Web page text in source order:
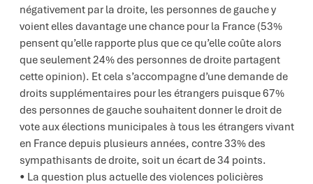
négativement par la droite, les personnes de gauche y
voient elles davantage une chance pour la France (53%
pensent qu’elle rapporte plus que ce qu’elle coûte alors
que seulement 24% des personnes de droite partagent
cette opinion). Et cela s’accompagne d’une demande de
droits supplémentaires pour les étrangers puisque 67%
des personnes de gauche souhaitent donner le droit de
vote aux élections municipales à tous les étrangers vivant
en France depuis plusieurs années, contre 33% des
sympathisants de droite, soit un écart de 34 points.
La question plus actuelle des violences policières